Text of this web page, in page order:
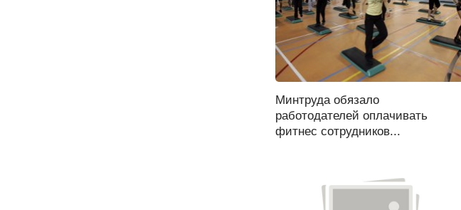
Минтруда обязало
работодателей оплачивать
фитнес сотрудников...